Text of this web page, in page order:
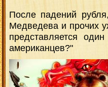
После падений
Медведева и прочих
представляется
американцев?"